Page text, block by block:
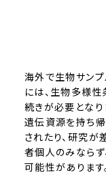
海外で生物サン
には、生物多様
続きが必要とな
遺伝資源を持ち
されたり、研究
者個人のみなら
可能性があります